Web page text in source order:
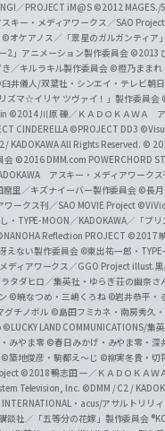
／PROJECT iM@S ©2012
キー・メディアワークス／SAO Project
©オケアノス／「翠星のガルガンティア
」アニメーション製作委員会 ©2013
／キルラキル製作委員会 ©橙乃ままれ
井儀人/双葉社・シンエイ・テレビ朝
ズマ☆イリヤ ツヴァイ！」製作委員会
©2014 川原 礫／ＫＡＤＯＫＡＷＡ
CINDERELLA ©PROJECT DD3
KADOKAWA All Rights Reserved. ©
会 ©2016 DMM.com POWERCHORD
アスキー・メディアワークス
里／キズナイーバー製作委員会 ©長月
ークス刊／SAO MOVIE Project
・TYPE-MOON／KADOKAWA／「プ
Reflection PROJECT ©2017
えない製作委員会 ©東出祐一郎・
ィアワークス／GGO Project illust.黒
タダヒロ／集英社・ゆらぎ荘の幽奈さ
©暁なつめ・三嶋くろね ©岩井恭平・
グチノボル ©島田フミカネ・南房秀久
©LUCKY LAND COMMUNICATIONS/集
みやま零 ©春日みかげ・みやま零・深
©築地俊彦・駒都え～じ ©柳実冬貴・切
©2018 鴨志田 一／ＫＡＤＯＫＡＷ
Television, Inc. ©DMM / C2 /
・acus/アサルトリリ
談社／「五等分の花嫁」製作委員会